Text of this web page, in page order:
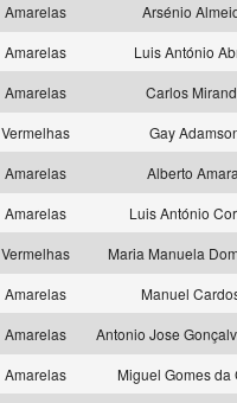
Amarelas
Arsénio
Amarelas
Luis António
Amarelas
Carlos
Vermelhas
Gay
Amarelas
Alberto
Amarelas
Luis António
Vermelhas
Maria Manuela
Amarelas
Manuel
Amarelas
Antonio Jose
Amarelas
Miguel Gomes da